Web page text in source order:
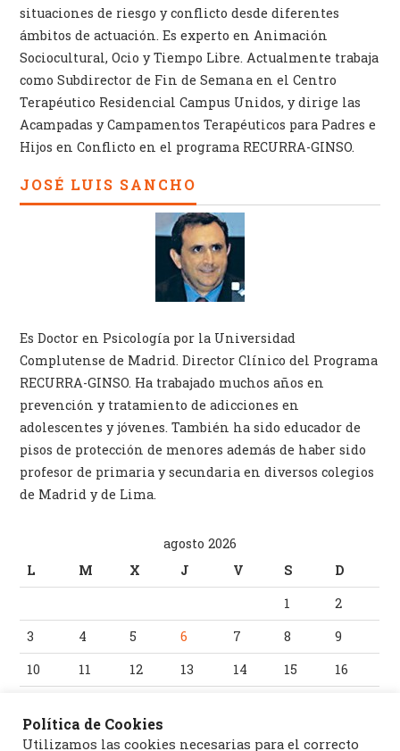
situaciones de riesgo y conflicto desde diferentes
ámbitos de actuación. Es experto en Animación
Sociocultural, Ocio y Tiempo Libre. Actualmente trabaja
como Subdirector de Fin de Semana en el Centro
Terapéutico Residencial Campus Unidos, y dirige las
Acampadas y Campamentos Terapéuticos para Padres e
Hijos en Conflicto en el programa RECURRA-GINSO.
JOSÉ LUIS SANCHO
Es Doctor en Psicología por la Universidad
Complutense de Madrid. Director Clínico del Programa
RECURRA-GINSO. Ha trabajado muchos años en
prevención y tratamiento de adicciones en
adolescentes y jóvenes. También ha sido educador de
pisos de protección de menores además de haber sido
profesor de primaria y secundaria en diversos colegios
de Madrid y de Lima.
agosto 2026
L
M X J V S
D
1
2
3
4 5 6 7 8
9
10
11 12 13 14 15
16
24
25 26 28 29
Política de Cookies
Utilizamos las cookies necesarias para el correcto